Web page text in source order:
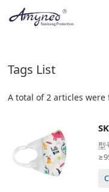
Tags List
A total of 2 articles were
型